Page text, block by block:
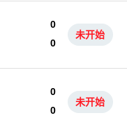
0
0
未开始
0
0
未开始